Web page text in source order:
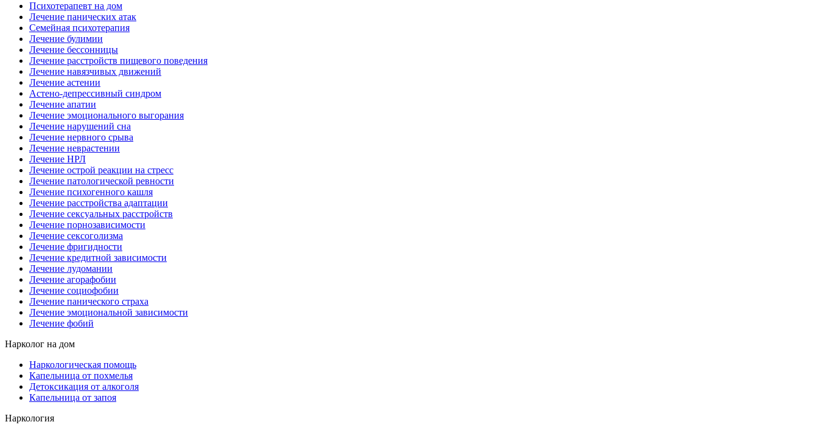
Психотерапевт на дом
Лечение панических атак
Семейная психотерапия
Лечение булимии
Лечение бессонницы
Лечение расстройств пищевого поведения
Лечение навязчивых движений
Лечение астении
Астено-депрессивный синдром
Лечение апатии
Лечение эмоционального выгорания
Лечение нарушений сна
Лечение нервного срыва
Лечение неврастении
Лечение НРЛ
Лечение острой реакции на стресс
Лечение патологической ревности
Лечение психогенного кашля
Лечение расстройства адаптации
Лечение сексуальных расстройств
Лечение порнозависимости
Лечение сексоголизма
Лечение фригидности
Лечение кредитной зависимости
Лечение лудомании
Лечение агорафобии
Лечение социофобии
Лечение панического страха
Лечение эмоциональной зависимости
Лечение фобий
Нарколог на дом
Наркологическая помощь
Капельница от похмелья
Детоксикация от алкоголя
Капельница от запоя
Наркология